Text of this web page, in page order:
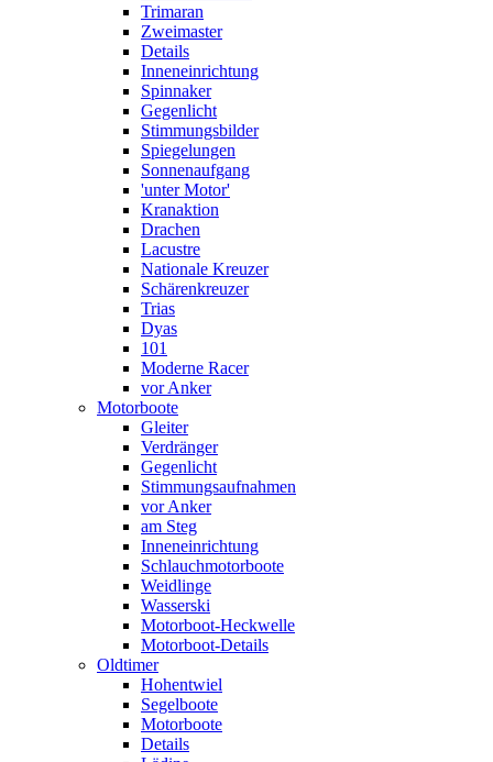
Trimaran
Zweimaster
Details
Inneneinrichtung
Spinnaker
Gegenlicht
Stimmungsbilder
Spiegelungen
Sonnenaufgang
'unter Motor'
Kranaktion
Drachen
Lacustre
Nationale Kreuzer
Schärenkreuzer
Trias
Dyas
101
Moderne Racer
vor Anker
Motorboote
Gleiter
Verdränger
Gegenlicht
Stimmungsaufnahmen
vor Anker
am Steg
Inneneinrichtung
Schlauchmotorboote
Weidlinge
Wasserski
Motorboot-Heckwelle
Motorboot-Details
Oldtimer
Hohentwiel
Segelboote
Motorboote
Details